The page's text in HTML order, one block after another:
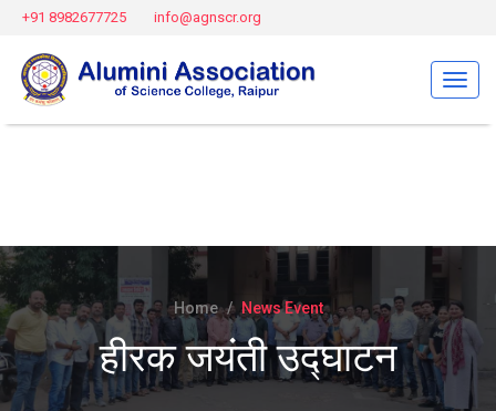
+91 8982677725 info@agnscr.org
Menu
Home News Event
हीरक जयंती उद्घाटन